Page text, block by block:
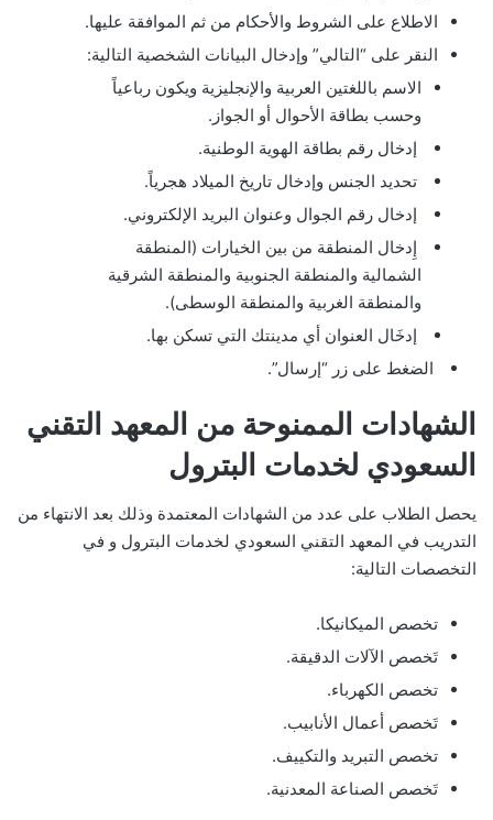
الاطلاع على الشروط والأحكام من ثم الموافقة عليها.
النقر على “التالي” وإدخال البيانات الشخصية التالية:
الاسم باللغتين العربية والإنجليزية ويكون رباعياً
وحسب بطاقة الأحوال أو الجواز.
إدخال رقم بطاقة الهوية الوطنية.
تحديد الجنس وإدخال تاريخ الميلاد هجرياً.
إدخال رقم الجوال وعنوان البريد الإلكتروني.
إِدخال المنطقة من بين الخيارات (المنطقة
الشمالية والمنطقة الجنوبية والمنطقة الشرقية
والمنطقة الغربية والمنطقة الوسطى).
إدخَال العنوان أي مدينتك التي تسكن بها.
الضغط على زر “إرسال”.
الشهادات الممنوحة من المعهد التقني
السعودي لخدمات البترول
يحصل الطلاب على عدد من الشهادات المعتمدة وذلك بعد الانتهاء من
التدريب في المعهد التقني السعودي لخدمات البترول و في
التخصصات التالية:
تخصص الميكانيكا.
تَخصص الآلات الدقيقة.
تخصص الكهرباء.
تَخصص أعمال الأنابيب.
تخصص التبريد والتكييف.
تَخصص الصناعة المعدنية.